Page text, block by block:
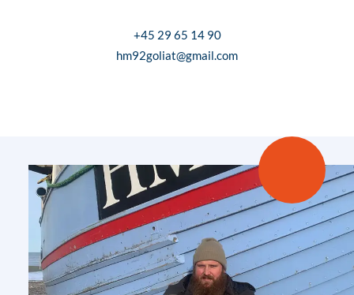
+45 29 65 14 90
hm92goliat@gmail.com